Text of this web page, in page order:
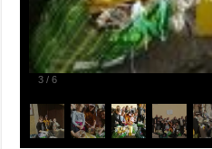
3 /6